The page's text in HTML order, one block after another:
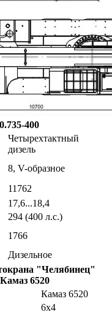
400
Четырехтактный
дизель
8, V-образное
11762
17,6...18,4
294 (400 л.с.)
1766
Дизельное
"Челябинец"
6520
Камаз 6520
6х4